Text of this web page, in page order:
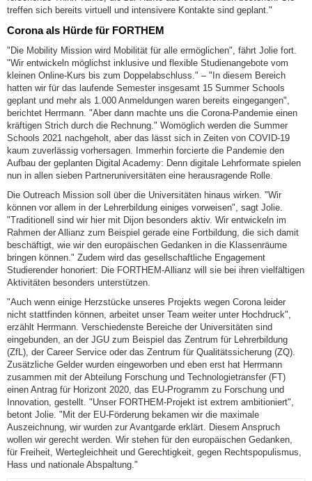
treffen sich bereits virtuell und intensivere Kontakte sind geplant."
Corona als Hürde für FORTHEM
"Die Mobility Mission wird Mobilität für alle ermöglichen", fährt Jolie fort.
"Wir entwickeln möglichst inklusive und flexible Studienangebote vom
kleinen Online-Kurs bis zum Doppelabschluss." – "In diesem Bereich
hatten wir für das laufende Semester insgesamt 15 Summer Schools
geplant und mehr als 1.000 Anmeldungen waren bereits eingegangen",
berichtet Herrmann. "Aber dann machte uns die Corona-Pandemie einen
kräftigen Strich durch die Rechnung." Womöglich werden die Summer
Schools 2021 nachgeholt, aber das lässt sich in Zeiten von COVID-19
kaum zuverlässig vorhersagen. Immerhin forcierte die Pandemie den
Aufbau der geplanten Digital Academy: Denn digitale Lehrformate spielen
nun in allen sieben Partneruniversitäten eine herausragende Rolle.
Die Outreach Mission soll über die Universitäten hinaus wirken. "Wir
können vor allem in der Lehrerbildung einiges vorweisen", sagt Jolie.
"Traditionell sind wir hier mit Dijon besonders aktiv. Wir entwickeln im
Rahmen der Allianz zum Beispiel gerade eine Fortbildung, die sich damit
beschäftigt, wie wir den europäischen Gedanken in die Klassenräume
bringen können." Zudem wird das gesellschaftliche Engagement
Studierender honoriert: Die FORTHEM-Allianz will sie bei ihren vielfältigen
Aktivitäten besonders unterstützen.
"Auch wenn einige Herzstücke unseres Projekts wegen Corona leider
nicht stattfinden können, arbeitet unser Team weiter unter Hochdruck",
erzählt Herrmann. Verschiedenste Bereiche der Universitäten sind
eingebunden, an der JGU zum Beispiel das Zentrum für Lehrerbildung
(ZfL), der Career Service oder das Zentrum für Qualitätssicherung (ZQ).
Zusätzliche Gelder wurden eingeworben und eben erst hat Herrmann
zusammen mit der Abteilung Forschung und Technologietransfer (FT)
einen Antrag für Horizont 2020, das EU-Programm zu Forschung und
Innovation, gestellt. "Unser FORTHEM-Projekt ist extrem ambitioniert",
betont Jolie. "Mit der EU-Förderung bekamen wir die maximale
Auszeichnung, wir wurden zur Avantgarde erklärt. Diesem Anspruch
wollen wir gerecht werden. Wir stehen für den europäischen Gedanken,
für Freiheit, Wertegleichheit und Gerechtigkeit, gegen Rechtspopulismus,
Hass und nationale Abspaltung."